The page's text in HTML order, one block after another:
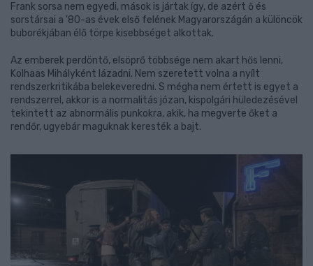
Frank sorsa nem egyedi, mások is jártak így, de azért ő és
sorstársai a '80-as évek első felének Magyarországán a különcök
buborékjában élő törpe kisebbséget alkottak.
Az emberek perdöntő, elsöprő többsége nem akart hős lenni,
Kolhaas Mihályként lázadni. Nem szeretett volna a nyílt
rendszerkritikába belekeveredni. S mégha nem értett is egyet a
rendszerrel, akkor is a normalitás józan, kispolgári hüledezésével
tekintett az abnormális punkokra, akik, ha megverte őket a
rendőr, ugyebár maguknak keresték a bajt.